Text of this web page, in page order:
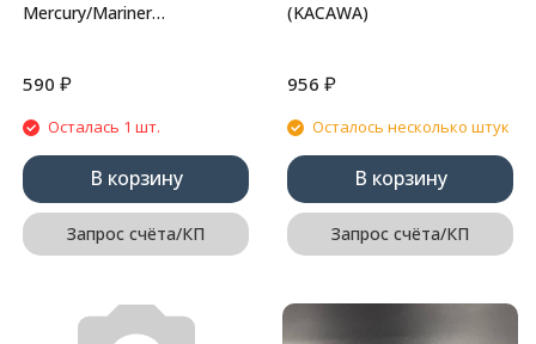
Mercury/Mariner
590 ₽
Осталась 1 шт.
В корзину
Запрос счёта/КП
(KACAWA)
956 ₽
Осталось несколько штук
В корзину
Запрос счёта/КП